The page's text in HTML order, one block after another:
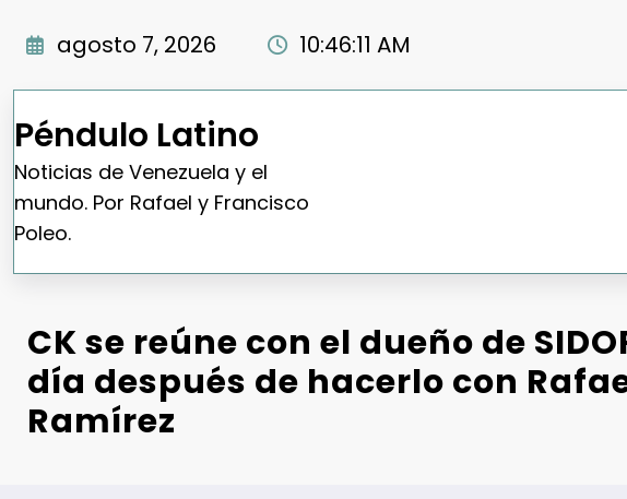
agosto 7, 2026 10:46:12 AM
Péndulo Latino
Noticias de Venezuela y el
mundo. Por Rafael y Francisco
Poleo.
CK se reúne con el dueño de
día después de hacerlo con
Ramírez